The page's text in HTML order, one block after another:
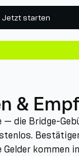
Jetzt starten
&
— die Bridge-
Gelder kommen